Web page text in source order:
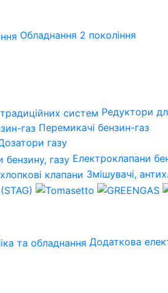
Обладнання 2 покоління
Редуктори
Перемикачі бензин-газ
газу
Електроклапани
Змішувачі,
Додаткова